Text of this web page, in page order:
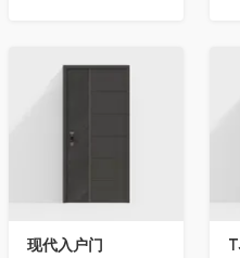
收藏
现代入户门